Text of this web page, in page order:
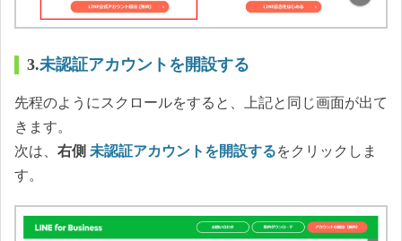
3.未認証アカウントを開設する
先程のようにスクロールをすると、上記と同じ画面が出て
きます。
次は、 右側 未認証アカウントを開設するをクリックしま
す。